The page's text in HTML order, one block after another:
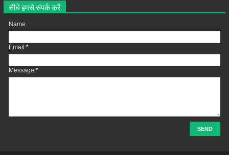
सीधे हमसे संपर्क करें
Name
Email *
Message *